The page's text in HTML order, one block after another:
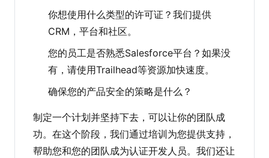
你想使用什么类型的许可证？我们提供
CRM，平台和社区。
您的员工是否熟悉Salesforce平台？如果没
有，请使用Trailhead等资源加快速度。
确保您的产品安全的策略是什么？
制定一个计划并坚持下去，可以让你的团队成
功。在这个阶段，我们通过培训为您提供支持，
帮助您和您的团队成为认证开发人员。我们还让